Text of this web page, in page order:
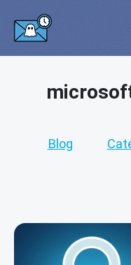
Blog